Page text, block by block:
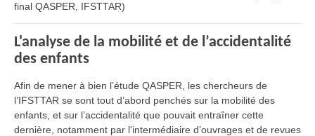
final QASPER, IFSTTAR)
L'analyse de la mobilité et de l’accidentalité
des enfants
Afin de mener à bien l’étude QASPER, les chercheurs de
l’IFSTTAR se sont tout d’abord penchés sur la mobilité des
enfants, et sur l’accidentalité que pouvait entraîner cette
dernière, notamment par l'intermédiaire d’ouvrages et de revues